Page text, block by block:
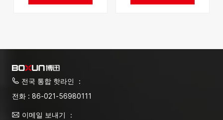
전국 통합 핫라인 ：
전화 : 86-021-56980111
이메일 보내기 ：